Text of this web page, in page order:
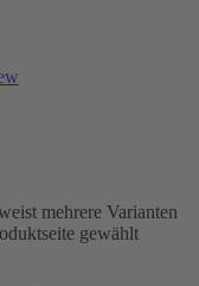
mehrere Varianten
gewählt